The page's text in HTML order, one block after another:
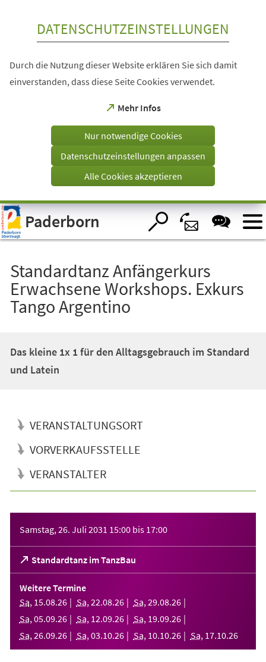
Visuelle
Assistenzsoftware
öffnen.
DATENSCHUTZEINSTELLUNGEN
Durch die Nutzung dieser Website erklären Sie sich damit
einverstanden, dass diese Seite Cookies verwendet.
Mehr Infos
(Öffnet
einem
Tab)
Nur notwendige Cookies
Datenschutzeinstellungen anpassen
Alle Cookies akzeptieren
Paderborn
Standardtanz Anfängerkurs
Erwachsene Workshops. Exkurs
Tango Argentino
Das kleine 1x 1 für den Alltagsgebrauch im Standard
und Latein
VERANSTALTUNGSORT
VORVERKAUFSSTELLE
VERANSTALTER
Samstag, 26. Juli 2031 15:00 bis 17:00
Standardtanz im TanzBau
(Öffnet
in
einem
neuen
Tab)
Weitere Termine
Sa, 15.08.26 Sa, 22.08.26 Sa, 29.08.26
Sa, 05.09.26 Sa, 12.09.26 Sa, 19.09.26
Sa, 26.09.26 Sa, 03.10.26 Sa, 10.10.26 Sa, 17.10.26